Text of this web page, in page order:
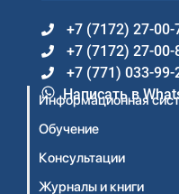
+7 (7172) 27-00-
+7 (7172) 27-00-
+7 (771) 033-99-
Написать в
Информационная
Обучение
Консультации
Журналы и книги